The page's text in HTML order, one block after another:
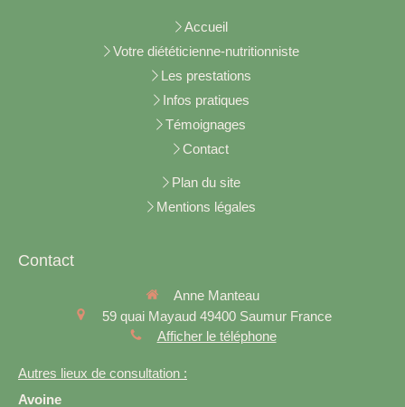
Accueil
Votre diététicienne-nutritionniste
Les prestations
Infos pratiques
Témoignages
Contact
Plan du site
Mentions légales
Contact
Anne Manteau
59 quai Mayaud 49400 Saumur France
Afficher le téléphone
Autres lieux de consultation :
Avoine